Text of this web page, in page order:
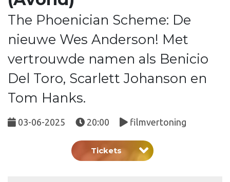
The Phoenician Scheme: De
nieuwe Wes Anderson! Met
vertrouwde namen als Benicio
Del Toro, Scarlett Johanson en
Tom Hanks.
03-06-2025 20:00 filmvertoning
Tickets